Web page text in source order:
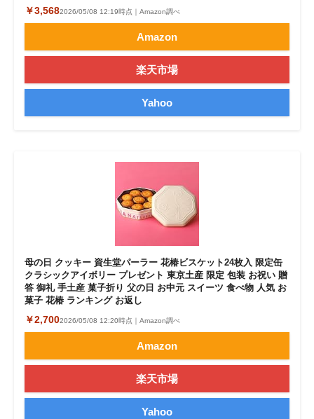
￥3,5682026/05/08 12:19時点｜Amazon調べ
Amazon
楽天市場
Yahoo
母の日 クッキー 資生堂パーラー 花椿ビスケット24枚入 限定缶
クラシックアイボリー プレゼント 東京土産 限定 包装 お祝い 贈
答 御礼 手土産 菓子折り 父の日 お中元 スイーツ 食べ物 人気 お
菓子 花椿 ランキング お返し
￥2,7002026/05/08 12:20時点｜Amazon調べ
Amazon
楽天市場
Yahoo